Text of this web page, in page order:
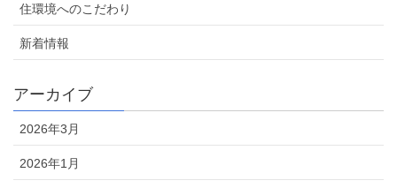
住環境へのこだわり
新着情報
アーカイブ
2026年3月
2026年1月